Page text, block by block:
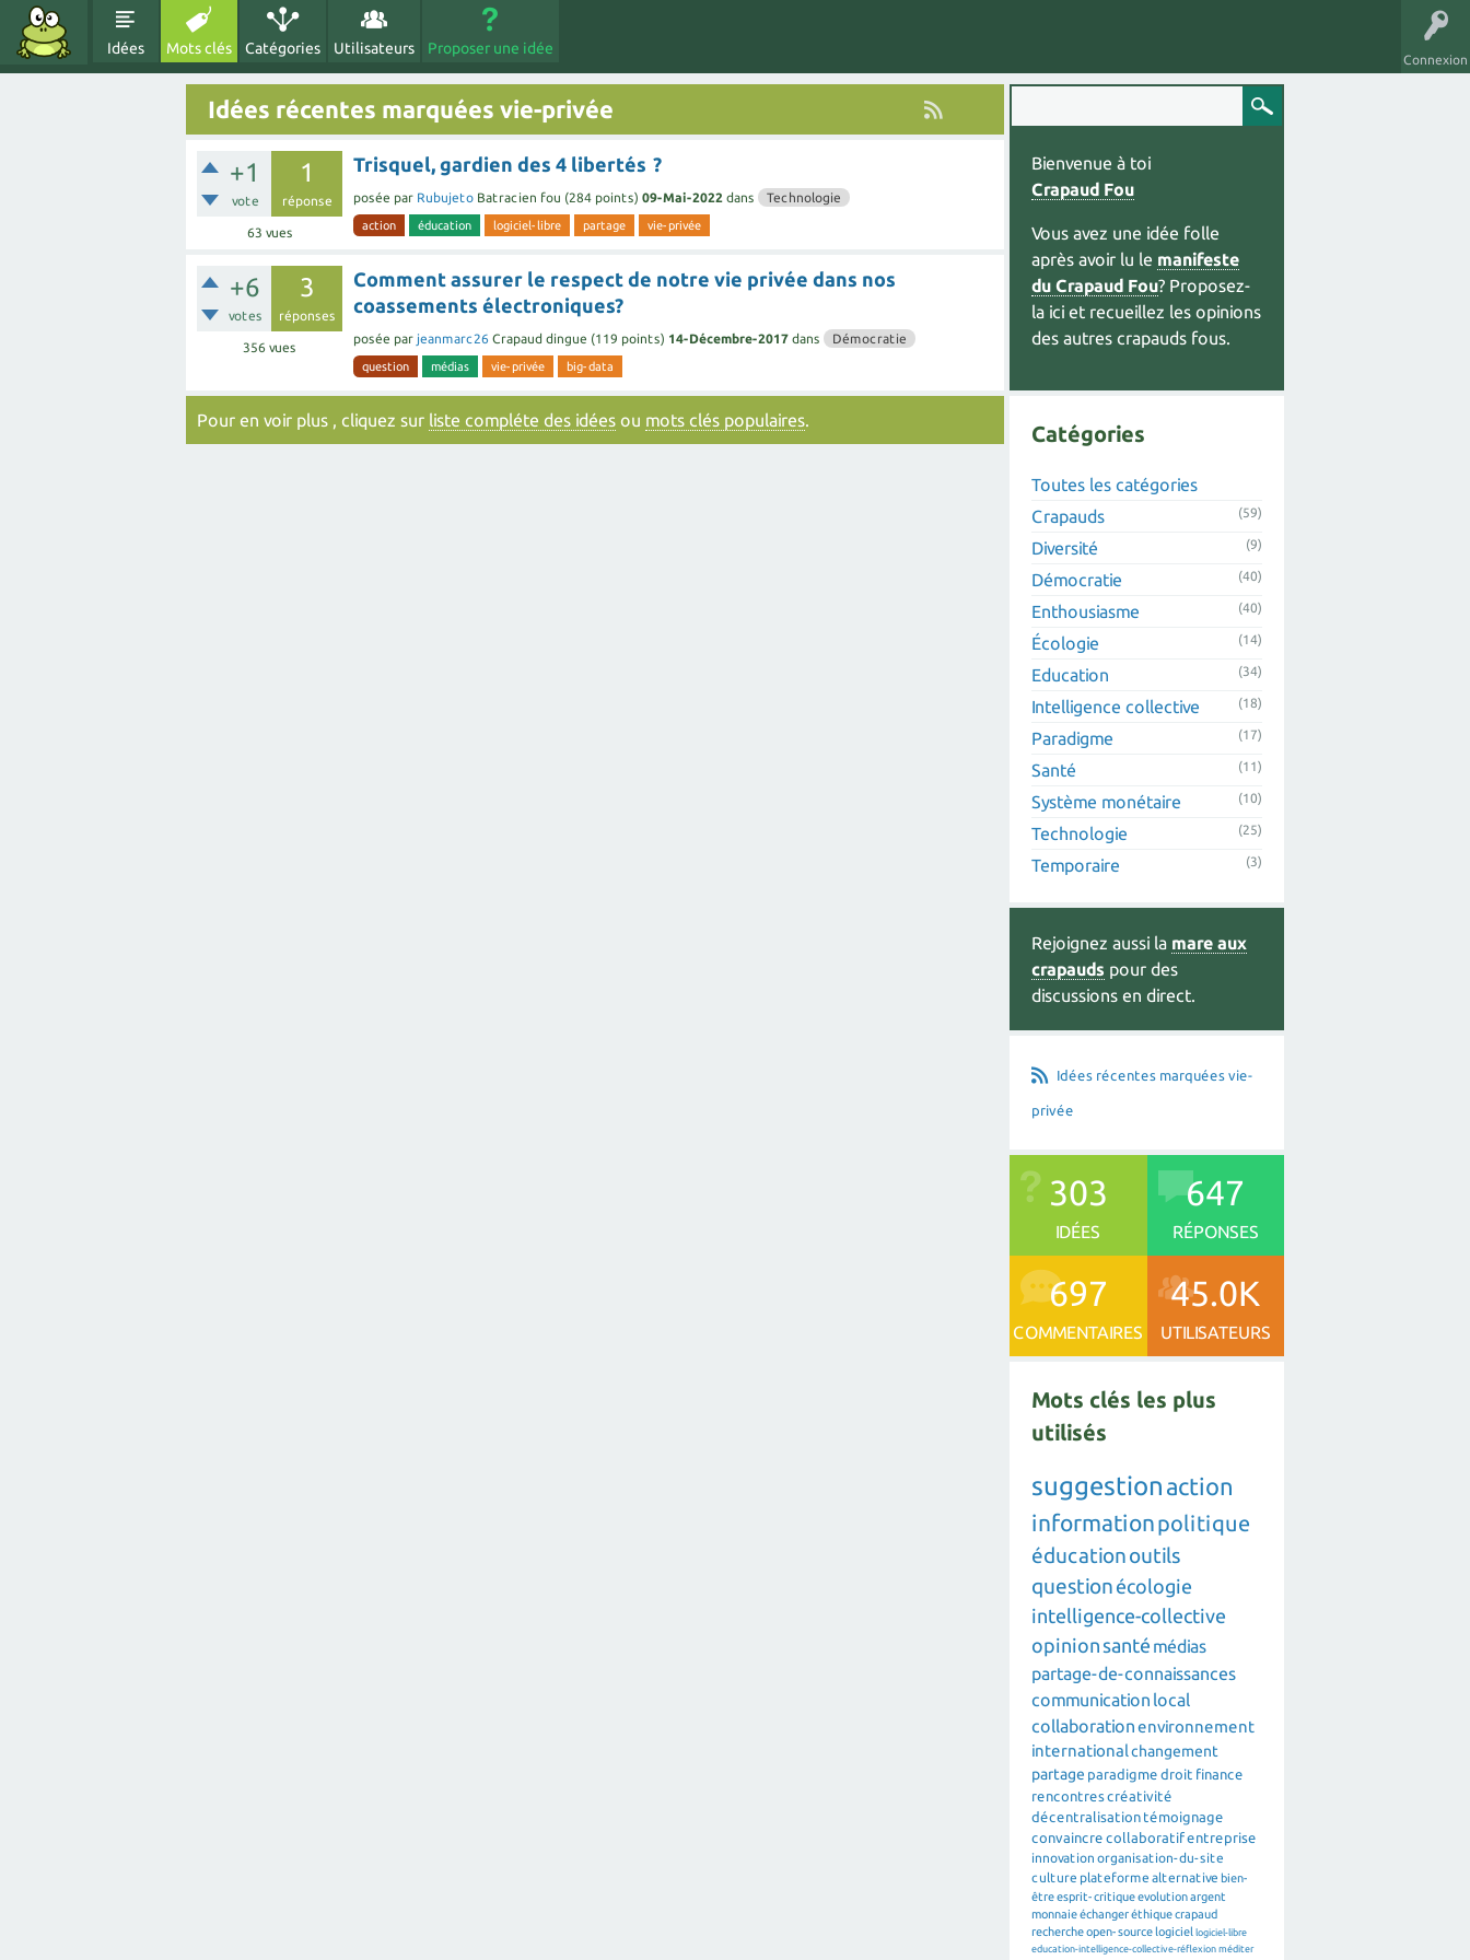
Connexion
Idées Mots clés Catégories Utilisateurs Proposer une idée
Idées récentes marquées vie-privée
+1
vote
1
réponse
63 vues
Trisquel, gardien des 4 libertés ?
posée par Rubujeto Batracien fou (284 points) 09-Mai-2022 dans Technologie
action éducation logiciel-libre partage vie-privée
+6
votes
3
réponses
356 vues
Comment assurer le respect de notre vie privée dans nos
coassements électroniques?
posée par jeanmarc26 Crapaud dingue (119 points) 14-Décembre-2017 dans Démocratie
question médias vie-privée big-data
Pour en voir plus , cliquez sur liste compléte des idées ou mots clés populaires.
Bienvenue à toi
Crapaud Fou
Vous avez une idée folle
après avoir lu le manifeste
du Crapaud Fou? Proposez-
la ici et recueillez les opinions
des autres crapauds fous.
Catégories
Toutes les catégories
Crapauds
(59)
Diversité (9)
Démocratie (40)
Enthousiasme (40)
Écologie (14)
Education (34)
Intelligence collective (18)
Paradigme (17)
Santé (11)
Système monétaire (10)
Technologie (25)
Temporaire (3)
Rejoignez aussi la mare aux
crapauds pour des
discussions en direct.
Idées récentes marquées vie-
privée
303
IDÉES
647
RÉPONSES
697
COMMENTAIRES
45.0K
UTILISATEURS
Mots clés les plus
utilisés
suggestion action
informationpolitique
éducationoutils
question écologie
intelligence-collective
opinion santé médias
partage-de-connaissances
communication local
collaborationenvironnement
internationalchangement
partage paradigme droit finance
rencontrescréativité
décentralisation témoignage
convaincre collaboratifentreprise
innovation organisation-du-site
culture plateforme alternative bien-
êtreesprit-critiqueevolutionargent
monnaieéchangeréthiquecrapaud
rechercheopen-source logiciel logiciel-libre
education-intelligence-collective-réflexion méditer